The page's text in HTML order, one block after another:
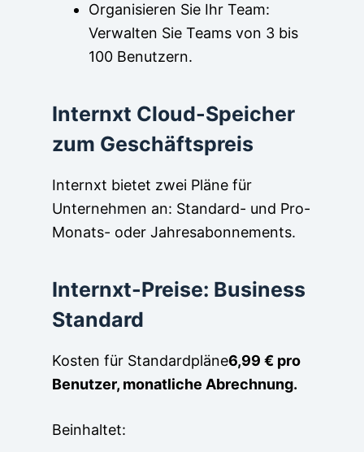
Organisieren Sie Ihr Team:
Verwalten Sie Teams von 3 bis
100 Benutzern.
Internxt Cloud-Speicher
zum Geschäftspreis
Internxt bietet zwei Pläne für
Unternehmen an: Standard- und Pro-
Monats- oder Jahresabonnements.
Internxt-Preise: Business
Standard
Kosten für Standardpläne6,99 € pro
Benutzer, monatliche Abrechnung.
Beinhaltet: